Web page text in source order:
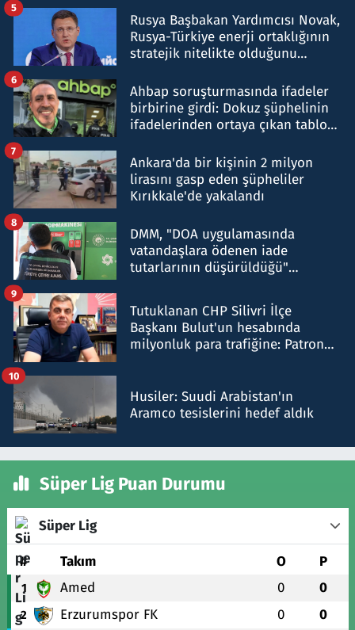
Rusya Başbakan Yardımcısı Novak,
Rusya-Türkiye enerji ortaklığının
stratejik nitelikte olduğunu
5
Ahbap soruşturmasında ifadeler
birbirine girdi: Dokuz şüphelinin
ifadelerinden ortaya çıkan tablo
6
Ankara'da bir kişinin 2 milyon
lirasını gasp eden şüpheliler
Kırıkkale'de yakalandı
7
DMM, "DOA uygulamasında
vatandaşlara ödenen iade
tutarlarının düşürüldüğü"
8
Tutuklanan CHP Silivri İlçe
Başkanı Bulut'un hesabında
milyonluk para trafiğine: Patron
9
Husiler: Suudi Arabistan'ın
Aramco tesislerini hedef aldık
10
Süper Lig Puan Durumu
Süper Lig
# Takım O P
1 Amed 0 0
2 Erzurumspor FK 0 0